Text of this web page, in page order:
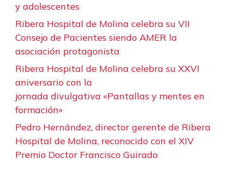
y adolescentes
Ribera Hospital de Molina celebra su VII
Consejo de Pacientes siendo AMER la
asociación protagonista
Ribera Hospital de Molina celebra su XXVI
aniversario con la
jornada divulgativa «Pantallas y mentes en
formación»
Pedro Hernández, director gerente de Ribera
Hospital de Molina, reconocido con el XIV
Premio Doctor Francisco Guirado